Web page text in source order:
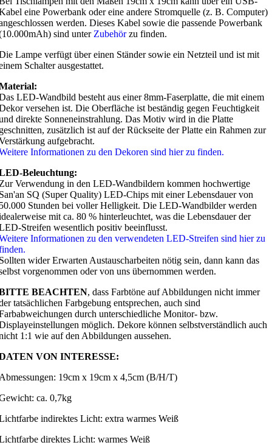
eine Powerbank oder eine andere Stromquelle (z. B. Computer)
werden. Dieses Kabel sowie die passende Powerbank
sind unter Zubehörzu finden.
Lampe verfügt über einen Ständer sowie ein Netzteil und ist mit
Schalter ausgestattet.
LED-Wandbild besteht aus einer 8mm-Faserplatte, die mit einem
versehen ist. Die Oberfläche ist beständig gegen Feuchtigkeit
direkte Sonneneinstrahlung. Das Motiv wird in die Platte
zusätzlich ist auf der Rückseite der Platte ein Rahmen zur
aufgebracht.
Informationen zu den Dekoren sind hier zu finden.
Beleuchtung:
Verwendung in den LED-Wandbildern kommen hochwertige
SQ (Super Quality) LED-Chips mit einer Lebensdauer von
Stunden bei voller Helligkeit. Die LED-Wandbilder werden
mit ca. 80 % hinterleuchtet, was die Lebensdauer der
Streifen wesentlich positiv beeinflusst.
Informationen zu den verwendeten LED-Streifen sind hier zu
wider Erwarten Austauscharbeiten nötig sein, dann kann das
vorgenommen oder von uns übernommen werden.
BEACHTEN, dass Farbtöne auf Abbildungen nicht immer
tatsächlichen Farbgebung entsprechen, auch sind
durch unterschiedliche Monitor- bzw.
möglich. Dekore können selbstverständlich auch
1:1 wie auf den Abbildungen aussehen.
VON INTERESSE:
19cm x 19cm x 4,5cm (B/H/T)
ca. 0,7kg
indirektes Licht: extra warmes Weiß
direktes Licht: warmes Weiß